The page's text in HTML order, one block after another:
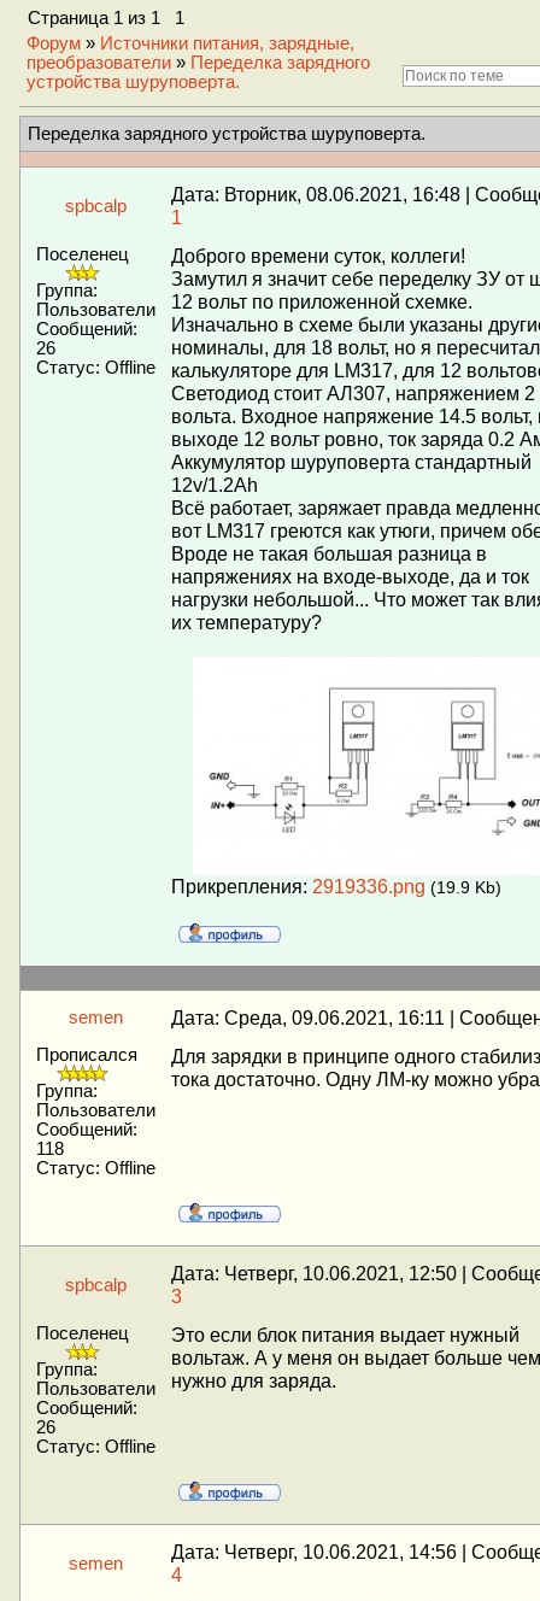
Страница 1 из 1
1
Форум » Источники питания, зарядные,
преобразователи » Переделка зарядного
устройства шуруповерта.
Переделка зарядного устройства шуруповерта.
spbcalp
Дата: Вторник, 08.06.2021, 16:48 |
1
Поселенец
Группа:
Пользователи
Сообщений:
26
Статус: Offline
Доброго времени суток, коллеги!
Замутил я значит себе переделку ЗУ от
12 вольт по приложенной схемке.
Изначально в схеме были указаны
номиналы, для 18 вольт, но я
калькуляторе для LM317, для 12
Светодиод стоит АЛ307, напряжением 2
вольта. Входное напряжение 14.5 вольт,
выходе 12 вольт ровно, ток заряда 0.2
Аккумулятор шуруповерта стандартный
12v/1.2Аh
Всё работает, заряжает правда
вот LM317 греются как утюги, причем
Вроде не такая большая разница в
напряжениях на входе-выходе, да и ток
нагрузки небольшой... Что может так
их температуру?
Прикрепления: 2919336.png (19.9 Kb)
semen Дата: Среда, 09.06.2021, 16:11 |
Прописался
Группа:
Пользователи
Сообщений:
118
Статус: Offline
Для зарядки в принципе одного
тока достаточно. Одну ЛМ-ку можно
spbcalp
Дата: Четверг, 10.06.2021, 12:50 |
3
Поселенец
Группа:
Пользователи
Сообщений:
26
Статус: Offline
Это если блок питания выдает нужный
вольтаж. А у меня он выдает больше чем
нужно для заряда.
semen
Дата: Четверг, 10.06.2021, 14:56 |
4